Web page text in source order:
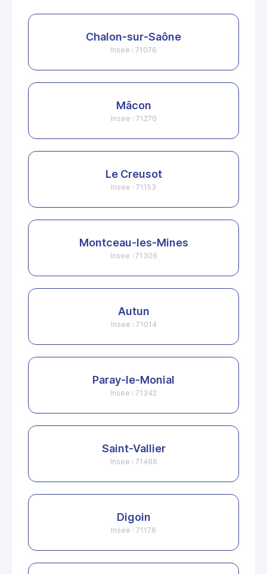
Chalon-sur-Saône
Insee : 71076
Mâcon
Insee : 71270
Le Creusot
Insee : 71153
Montceau-les-Mines
Insee : 71306
Autun
Insee : 71014
Paray-le-Monial
Insee : 71342
Saint-Vallier
Insee : 71486
Digoin
Insee : 71176